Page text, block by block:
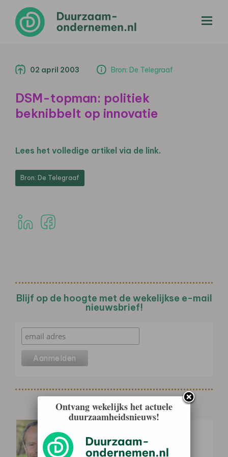
02 april 2003 Bron: De Telegraaf
DSM-topman: politiek
beknibbelt op innovatie
Lees het volledige artikel via de link.
Bron: De Telegraaf
Blijf op de hoogte met de wekelijkse e-mail
nieuwsbrief!
Gerelateerd nieuws
Leiden): ‘Het principe “de vervuiler
betaalt” biedt…
Ontvang wekelijks het actuele
duurzaamheidsnieuws!